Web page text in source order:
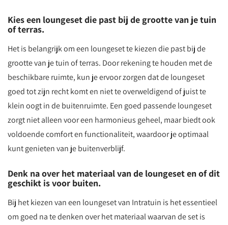
Kies een loungeset die past bij de grootte van je tuin
of terras.
Het is belangrijk om een loungeset te kiezen die past bij de
grootte van je tuin of terras. Door rekening te houden met de
beschikbare ruimte, kun je ervoor zorgen dat de loungeset
goed tot zijn recht komt en niet te overweldigend of juist te
klein oogt in de buitenruimte. Een goed passende loungeset
zorgt niet alleen voor een harmonieus geheel, maar biedt ook
voldoende comfort en functionaliteit, waardoor je optimaal
kunt genieten van je buitenverblijf.
Denk na over het materiaal van de loungeset en of dit
geschikt is voor buiten.
Bij het kiezen van een loungeset van Intratuin is het essentieel
om goed na te denken over het materiaal waarvan de set is